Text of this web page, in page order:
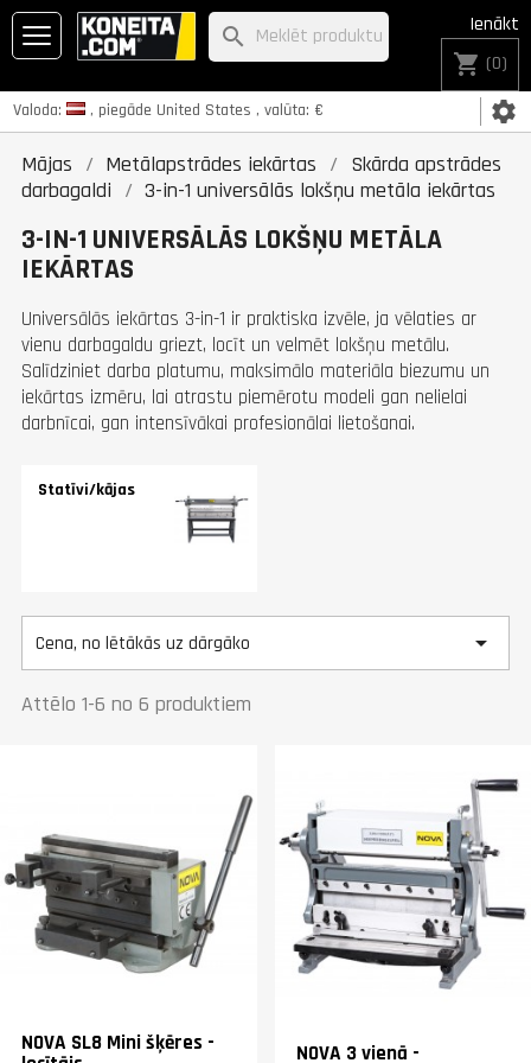
Valoda: , piegāde United States , valūta: € settings
Ienākt
shopping_cart (0)
search
Mājas Metālapstrādes iekārtas
Skārda apstrādes
darbagaldi
3-in-1 universālās lokšņu metāla iekārtas
3-IN-1 UNIVERSĀLĀS LOKŠŅU METĀLA
IEKĀRTAS
Universālās iekārtas 3-in-1 ir praktiska izvēle, ja vēlaties ar
vienu darbagaldu griezt, locīt un velmēt lokšņu metālu.
Salīdziniet darba platumu, maksimālo materiāla biezumu un
iekārtas izmēru, lai atrastu piemērotu modeli gan nelielai
darbnīcai, gan intensīvākai profesionālai lietošanai.
Statīvi/kājas
Cena, no lētākās uz dārgāko 
Attēlo 1-6 no 6 produktiem
NOVA SL8 Mini šķēres -
NOVA 3 vienā -